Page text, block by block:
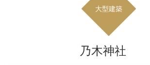
大型建築
乃木神社